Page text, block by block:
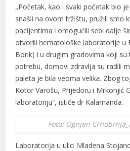
„Početak, kao i svaki početak bio
snašli na ovom tržištu, pružili smo
pacijentima i omogućili sebi dalje
otvorili hematološke laboratorije u
Borik) i u drugim gradovima koji
potrebu, domovi zdravlja su radili
paleta je bila veoma velika. Zbog
Kotor Varošu, Prijedoru i Mrkonjić
laboratoriju“, ističe dr Kalamanda.
Foto: Ognjen
Laboratorija u ulici Mladena